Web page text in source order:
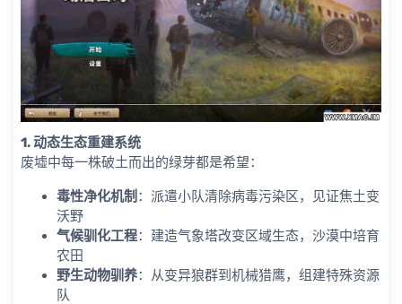
1. 动态生态重建系统
废墟中每一株破土而出的绿芽都是希望：
毒性净化机制 ​：派遣小队清除病毒污染区，见证焦土变
沃野
气候驯化工程​：建造气象塔改变区域生态，沙漠中培育
农田
野生动物驯养​：从变异狼群到机械猎鹰，组建特殊资源
队